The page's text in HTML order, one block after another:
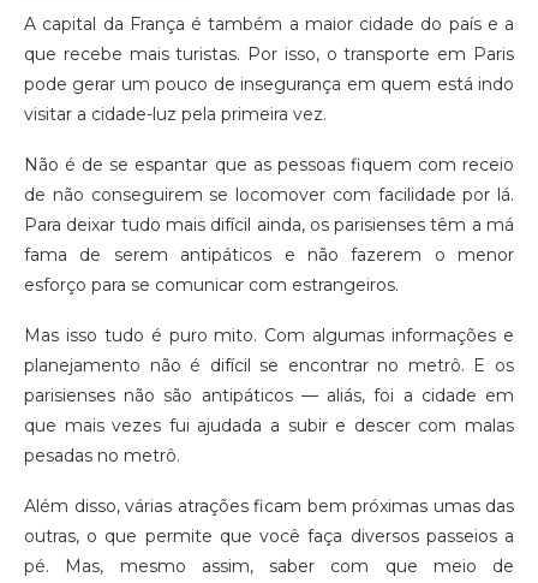
A capital da França é também a maior cidade do país e a
que recebe mais turistas. Por isso, o transporte em Paris
pode gerar um pouco de insegurança em quem está indo
visitar a cidade-luz pela primeira vez.
Não é de se espantar que as pessoas fiquem com receio
de não conseguirem se locomover com facilidade por lá.
Para deixar tudo mais difícil ainda, os parisienses têm a má
fama de serem antipáticos e não fazerem o menor
esforço para se comunicar com estrangeiros.
Mas isso tudo é puro mito. Com algumas informações e
planejamento não é difícil se encontrar no metrô. E os
parisienses não são antipáticos — aliás, foi a cidade em
que mais vezes fui ajudada a subir e descer com malas
pesadas no metrô.
Além disso, várias atrações ficam bem próximas umas das
outras, o que permite que você faça diversos passeios a
pé. Mas, mesmo assim, saber com que meio de